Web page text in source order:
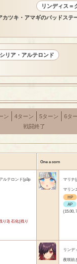
リンディス＝
ツキ・アマギのバッドステ
リア・アルテロンド
ン 4ターン 5ターン 6タ
戦闘終了
One a corn
ルテロンド(p3p
り3) 石化(残り
マリナ
マリン
HP
AP
(15.00,
リンデ
夜咲紡